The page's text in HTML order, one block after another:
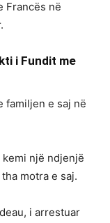
Francës në
i Fundit me
familjen e saj në
një ndjenjë
motra e saj.
i arrestuar